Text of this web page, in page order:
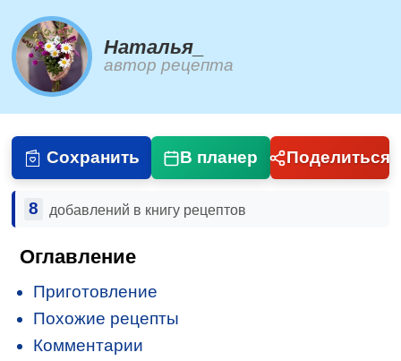
Наталья_
автор рецепта
Сохранить В планер Поделиться
8 добавлений в книгу рецептов
Оглавление
Приготовление
Похожие рецепты
Комментарии